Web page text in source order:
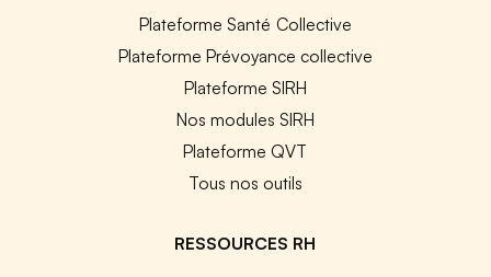
Plateforme Santé Collective
Plateforme Prévoyance collective
Plateforme SIRH
Nos modules SIRH
Plateforme QVT
Tous nos outils
RESSOURCES RH